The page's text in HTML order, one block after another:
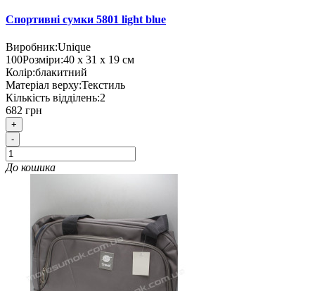
Спортивні сумки 5801 light blue
Виробник:Unique
100Розміри:40 х 31 х 19 см
Колір:блакитний
Матеріал верху:Текстиль
Кількість відділень:2
682 грн
+
-
До кошика